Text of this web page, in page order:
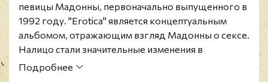
певицы Мадонны, первоначально выпущенного в
1992 году. "Erotica" является концептуальным
альбомом, отражающим взгляд Мадонны о сексе.
Налицо стали значительные изменения в
музыкальной стилистике: запись не походила на
Подробнее